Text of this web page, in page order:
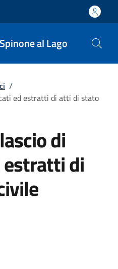
al Lago
/
ed estratti di atti di stato
di
di